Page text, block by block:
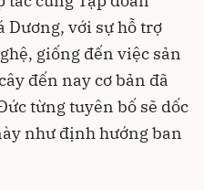
Dương, với sự hỗ trợ
giống đến việc sản
đến nay cơ bản đã
từng tuyên bố sẽ dốc
như định hướng ban